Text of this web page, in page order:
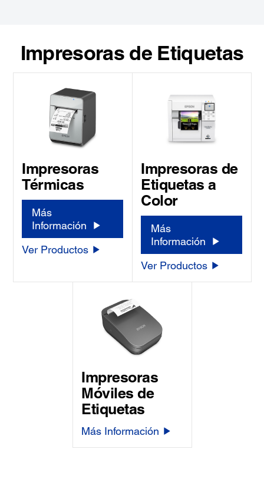
Impresoras de Etiquetas
Impresoras
Térmicas
Más
Información
Ver Productos
Impresoras de
Etiquetas a
Color
Más
Información
Ver Productos
Impresoras
Móviles de
Etiquetas
Más Información